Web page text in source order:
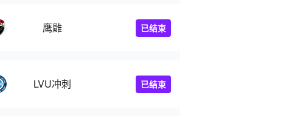
鹰雕 已结束
LVU冲刺 已结束